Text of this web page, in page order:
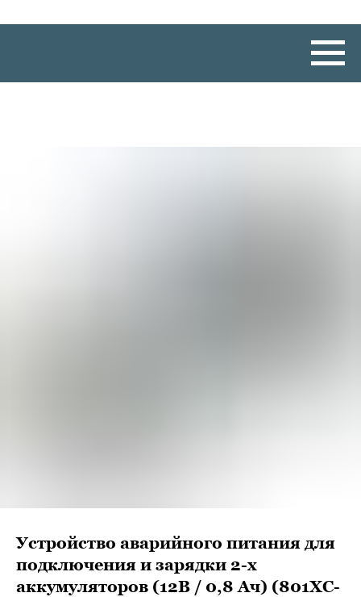
Устройство аварийного питания для
подключения и зарядки 2-х
аккумуляторов (12В / 0,8 Ач) (801XC-